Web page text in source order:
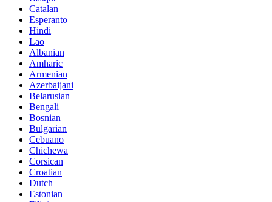
Catalan
Esperanto
Hindi
Lao
Albanian
Amharic
Armenian
Azerbaijani
Belarusian
Bengali
Bosnian
Bulgarian
Cebuano
Chichewa
Corsican
Croatian
Dutch
Estonian